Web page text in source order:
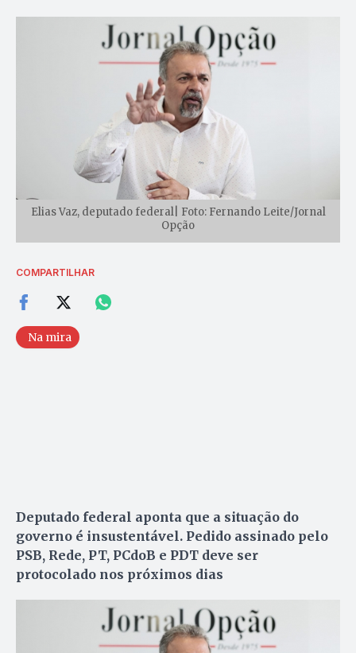
Elias Vaz, deputado federal| Foto: Fernando Leite/Jornal
Opção
COMPARTILHAR
Na mira
Deputado federal aponta que a situação do
governo é insustentável. Pedido assinado pelo
PSB, Rede, PT, PCdoB e PDT deve ser
protocolado nos próximos dias